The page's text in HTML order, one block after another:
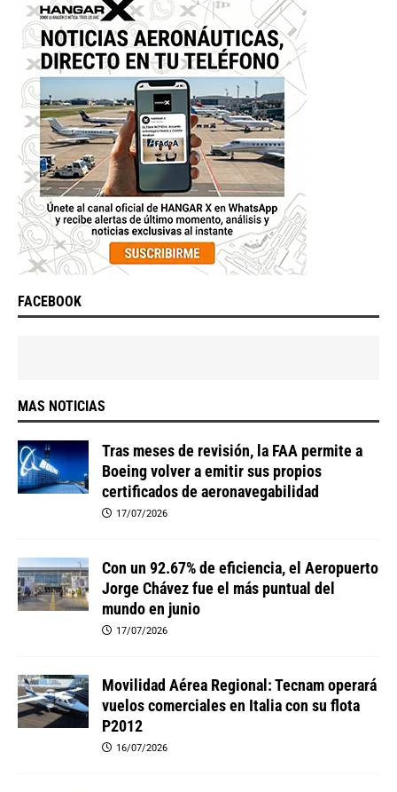
FACEBOOK
MAS NOTICIAS
Tras meses de revisión, la FAA permite a
Boeing volver a emitir sus propios
certificados de aeronavegabilidad
17/07/2026
Con un 92.67% de eficiencia, el Aeropuerto
Jorge Chávez fue el más puntual del
mundo en junio
17/07/2026
Movilidad Aérea Regional: Tecnam operará
vuelos comerciales en Italia con su flota
P2012
16/07/2026